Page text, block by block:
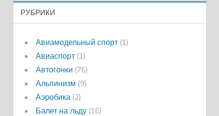
РУБРИКИ
Авиамодельный спорт(1)
Авиаспорт(1)
Автогонки (76)
Альпинизм (9)
Аэробика (2)
Балет на льду(16)